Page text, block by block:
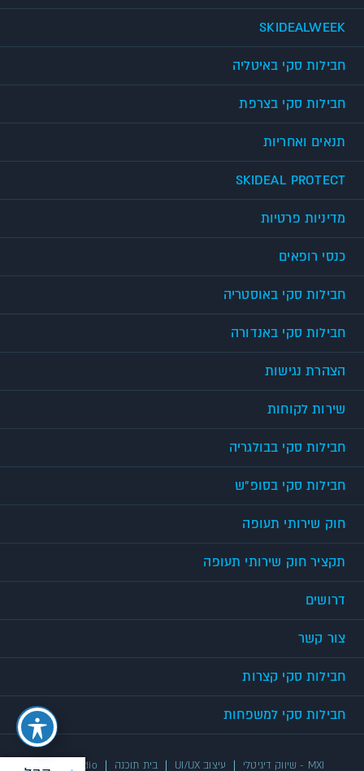
SKIDEALWEEK
חבילות סקי באיטליה
חבילות סקי בצרפת
תנאים ואחריות
SKIDEAL PROTECT
מדיניות פרטיות
כנסי רופאים
חבילות סקי באוסטריה
חבילות סקי באנדורה
הצהרת נגישות
שירות לקוחות
חבילות סקי בבולגריה
חבילות סקי בסופ"ש
חוק שירותי תעופה
תקציר חוק שירותי תעופה
דרושים
צור קשר
חבילות סקי קצרות
חבילות סקי למשפחות
UX/UI Studio בית תוכנה עיצוב UI/UX MXI - שיווק דיגיטלי